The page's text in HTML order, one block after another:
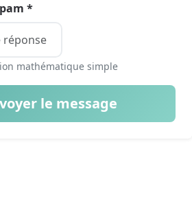
*
mathématique simple
le message